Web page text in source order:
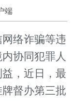
端
络诈骗等违
协同犯罪人
，近日，最
督办第三批